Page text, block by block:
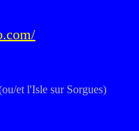
et l'Isle sur Sorgues)